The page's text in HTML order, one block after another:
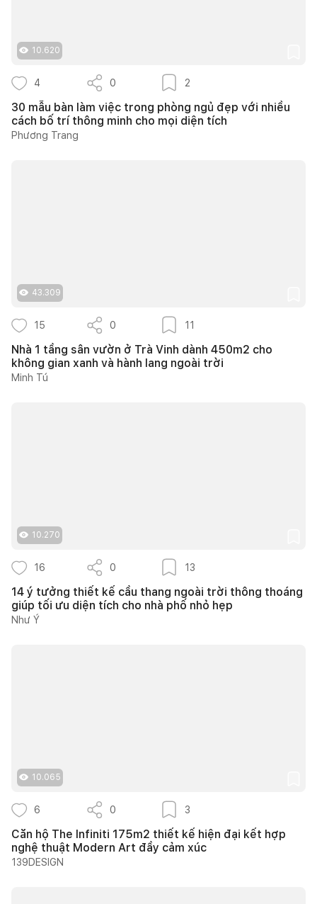
10.620
4 0 2
30 mẫu bàn làm việc trong phòng ngủ đẹp với nhiều
cách bố trí thông minh cho mọi diện tích
Phương Trang
43.309
15 0 11
Nhà 1 tầng sân vườn ở Trà Vinh dành 450m2 cho
không gian xanh và hành lang ngoài trời
Minh Tú
10.270
16 0 13
14 ý tưởng thiết kế cầu thang ngoài trời thông thoáng
giúp tối ưu diện tích cho nhà phố nhỏ hẹp
Như Ý
10.065
6 0 3
Căn hộ The Infiniti 175m2 thiết kế hiện đại kết hợp
nghệ thuật Modern Art đầy cảm xúc
139DESIGN